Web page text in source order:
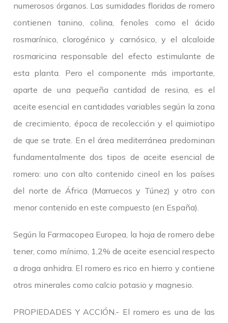
numerosos órganos. Las sumidades floridas de romero
contienen tanino, colina, fenoles como el ácido
rosmarínico, clorogénico y carnósico, y el alcaloide
rosmaricina responsable del efecto estimulante de
esta planta. Pero el componente más importante,
aparte de una pequeña cantidad de resina, es el
aceite esencial en cantidades variables según la zona
de crecimiento, época de recolección y el quimiotipo
de que se trate. En el área mediterránea predominan
fundamentalmente dos tipos de aceite esencial de
romero: uno con alto contenido cineol en los países
del norte de África (Marruecos y Túnez) y otro con
menor contenido en este compuesto (en España).
Según la Farmacopea Europea, la hoja de romero debe
tener, como mínimo, 1,2% de aceite esencial respecto
a droga anhidra. El romero es rico en hierro y contiene
otros minerales como calcio potasio y magnesio.
PROPIEDADES Y ACCIÓN.- El romero es una de las